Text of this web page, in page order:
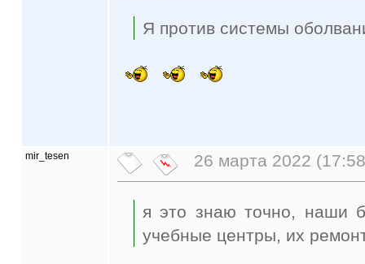
Я против системы
mir_tesen 26 марта 2022
я это знаю точно, наши
учебные центры, их